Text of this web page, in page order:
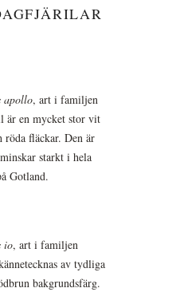
apollo, art i familjen
en mycket stor vit
röda fläckar. Den är
starkt i hela
Gotland.
io, art i familjen
av tydliga
bakgrundsfärg.